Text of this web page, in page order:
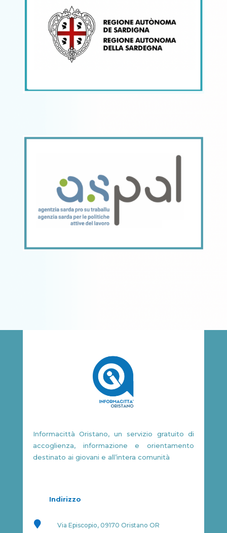
Informacittà Oristano, un servizio gratuito di
accoglienza, informazione e orientamento
destinato ai giovani e all’intera comunità
Indirizzo
 Via Episcopio, 09170 Oristano OR